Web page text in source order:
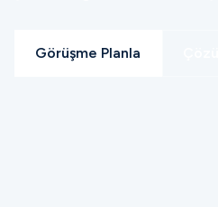
Görüşme Planla